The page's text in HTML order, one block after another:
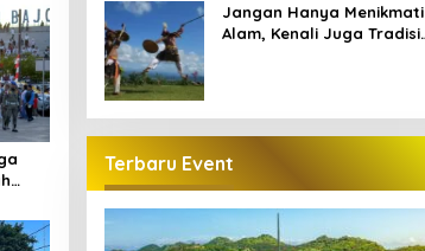
Jangan Hanya Menikmati
Alam, Kenali Juga Tradisi
Terbaru Event